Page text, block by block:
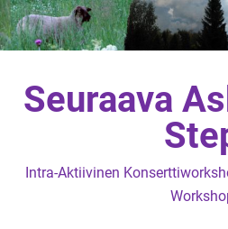
Skip
to
content
Seuraava
Intra-Aktiivinen